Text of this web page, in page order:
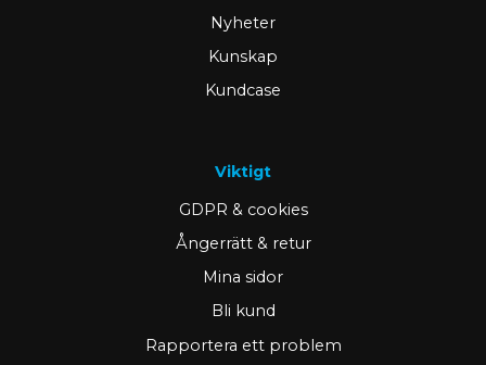
Nyheter
Kunskap
Kundcase
Viktigt
GDPR & cookies
Ångerrätt & retur
Mina sidor
Bli kund
Rapportera ett problem